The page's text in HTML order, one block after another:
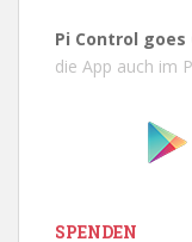
Pi Control goes
die App auch im
SPENDEN